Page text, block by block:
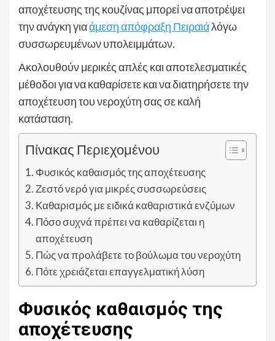
αποχέτευσης της κουζίνας μπορεί να αποτρέψει
την ανάγκη γιαάμεση απόφραξη Πειραιάλόγω
συσσωρευμένων υπολειμμάτων.
Ακολουθούν μερικές απλές και αποτελεσματικές
μέθοδοι για να καθαρίσετε και να διατηρήσετε την
αποχέτευση του νεροχύτη σας σε καλή
κατάσταση.
Πίνακας Περιεχομένου
Φυσικός καθαισμός της αποχέτευσης
Ζεστό νερό για μικρές συσσωρεύσεις
Καθαρισμός με ειδικά καθαριστικά ενζύμων
Πόσο συχνά πρέπει να καθαρίζεται η
αποχέτευση
Πώς να προλάβετε το βούλωμα του νεροχύτη
Πότε χρειάζεται επαγγελματική λύση
Φυσικός καθαισμός της
αποχέτευσης